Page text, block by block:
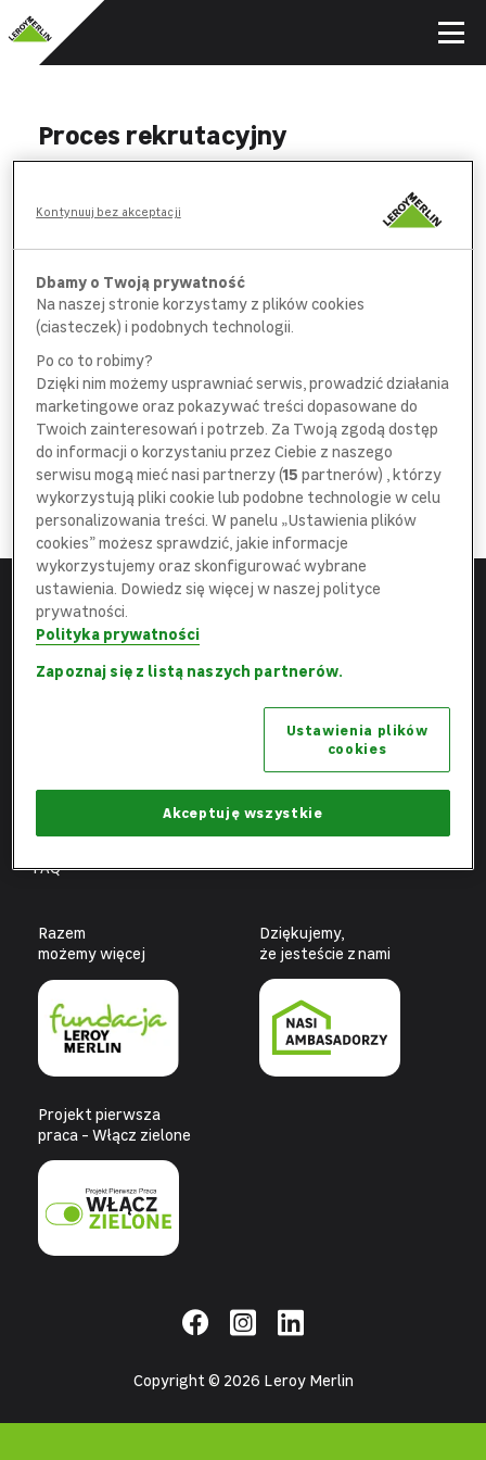
Proces rekrutacyjny
ankietę na wybranych stanowiskach
POROZMAWIAJ
z pracownikiem działu rekrutacji
SPOTKAJ SIĘ
z bezpośrednimprzełożonym
DOŁĄCZ
do najlepszej Ekipy
Menu
Strona główna
Fachowcy
FAQ
leroymerlin.pl
Fundacja Leroy Merlin
Biuro prasowe
Ochrona danych osobowych
Razem
możemy więcej
Dziękujemy,
że jesteście z nami
Projekt pierwsza
praca - Włącz zielone
Copyright © 2026 Leroy Merlin
Dbamy o Twoją prywatność
Na naszej stronie korzystamy z plików cookies
(ciasteczek) i podobnych technologii.
Po co to robimy?
Dzięki nim możemy usprawniać serwis, prowadzić działania
marketingowe oraz pokazywać treści dopasowane do
Twoich zainteresowań i potrzeb. Za Twoją zgodą dostęp
do informacji o korzystaniu przez Ciebie z naszego
serwisu mogą mieć nasi partnerzy (15 partnerów) , którzy
wykorzystują pliki cookie lub podobne technologie w celu
personalizowania treści. W panelu „Ustawienia plików
cookies” możesz sprawdzić, jakie informacje
wykorzystujemy oraz skonfigurować wybrane
ustawienia. Dowiedz się więcej w naszej polityce
prywatności.
Polityka prywatności
Zapoznaj się z listą naszych partnerów.
Ustawienia plików
cookies
Akceptuję wszystkie
Kontynuuj bez akceptacji